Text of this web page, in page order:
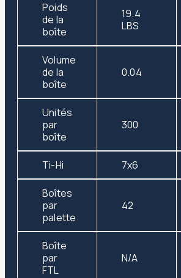
Poids
de la
boîte
19.4
LBS
Volume
de la
boîte
0.04
Unités
par
boîte
300
Ti-Hi 7x6
Boîtes
par
palette
42
Boîte
par
FTL
N/A